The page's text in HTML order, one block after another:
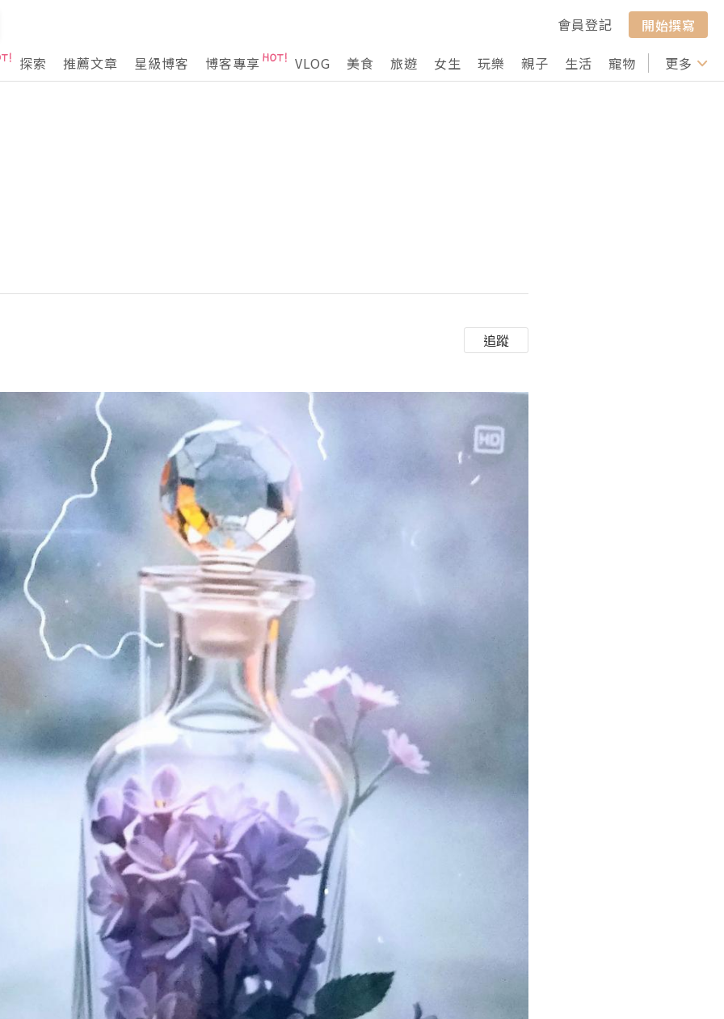
會員登記
開始撰寫
探索
推薦文章 星級博客 博客專享 VLOG 美食 旅遊 女生 玩樂 親子 生活 寵物 行山 打卡
更多
追蹤